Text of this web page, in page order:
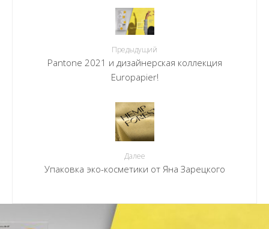
Предыдущий
Pantone 2021 и дизайнерская коллекция
Europapier!
Далее
Упаковка эко-косметики от Яна Зарецкого